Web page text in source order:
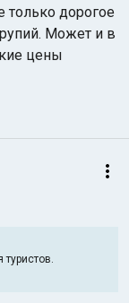
только дорогое
Может и в
цены